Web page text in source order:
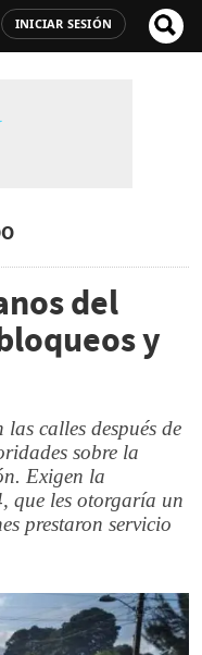
INICIAR SESIÓN
del
y
calles después de
sobre la
Exigen la
que les otorgaría un
prestaron servicio